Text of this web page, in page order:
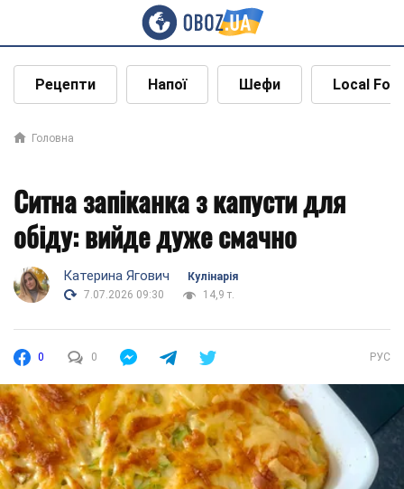
Рецепти Напої Шефи Local
Головна
Ситна запіканка з капусти для
обіду: вийде дуже смачно
Катерина Ягович
Кулінарія
7.07.2026 09:30
14,9 т.
0 0 РУС